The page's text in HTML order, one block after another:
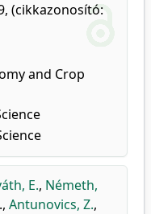
(cikkazonosító:
and Crop
E., Németh,
, Antunovics, Z.,